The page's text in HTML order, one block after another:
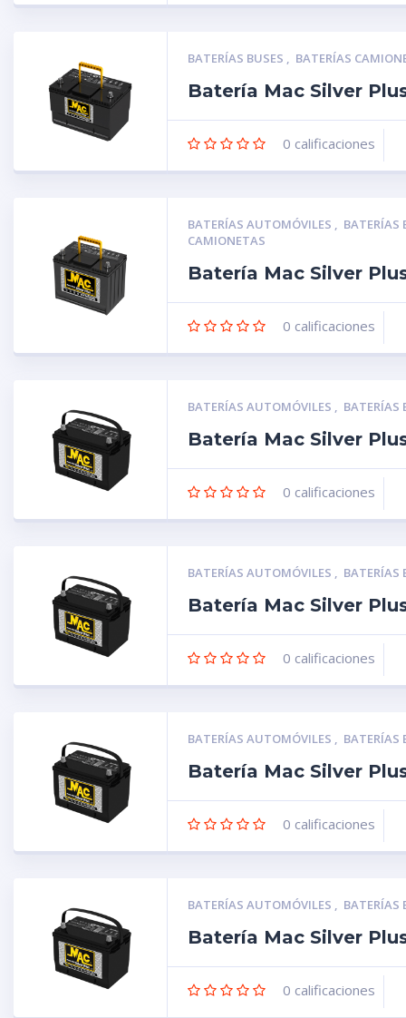
BATERÍAS BUSES , BATERÍAS
Batería Mac Silver
0 calificaciones
BATERÍAS AUTOMÓVILES , BATERÍAS
CAMIONETAS
Batería Mac Silver
0 calificaciones
BATERÍAS AUTOMÓVILES , BATERÍAS
Batería Mac Silver
0 calificaciones
BATERÍAS AUTOMÓVILES , BATERÍAS
Batería Mac Silver
0 calificaciones
BATERÍAS AUTOMÓVILES , BATERÍAS
Batería Mac Silver
0 calificaciones
BATERÍAS AUTOMÓVILES , BATERÍAS
Batería Mac Silver
0 calificaciones